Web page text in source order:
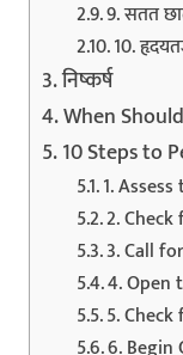
9. सतत
10.
निष्कर्ष
When
10 Steps to
1.
2.
3. Call
4. Open
5.